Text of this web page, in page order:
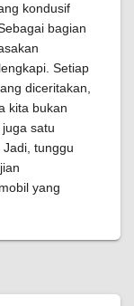
kondusif
bagian
Setiap
diceritakan,
kita bukan
satu
tunggu
yang